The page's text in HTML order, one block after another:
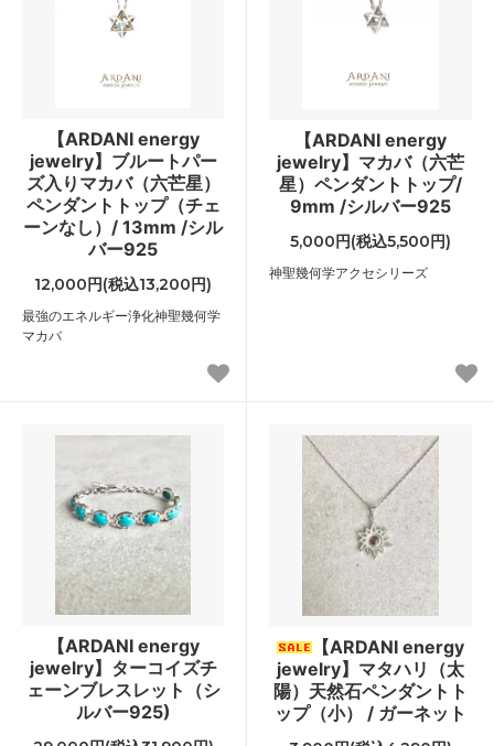
【ARDANI energy
jewelry】ブルートパー
ズ入りマカバ（六芒星）
ペンダントトップ（チェ
ーンなし）/ 13mm /シル
バー925
12,000円(税込13,200円)
最強のエネルギー浄化神聖幾何学
マカバ
【ARDANI energy
jewelry】マカバ（六芒
星）ペンダントトップ/
9mm /シルバー925
5,000円(税込5,500円)
神聖幾何学アクセシリーズ
【ARDANI energy
jewelry】ターコイズチ
ェーンブレスレット（シ
ルバー925)
【ARDANI energy
jewelry】マタハリ（太
陽）天然石ペンダントト
ップ（小） / ガーネット